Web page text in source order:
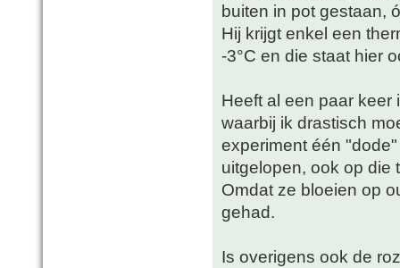
buiten in pot gestaan,
Hij krijgt enkel een
-3°C en die staat hier
Heeft al een paar
waarbij ik drastisch
experiment één
uitgelopen, ook op die
Omdat ze bloeien op
gehad.
Is overigens ook de